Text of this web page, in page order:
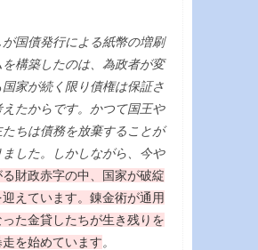
国債発行による紙幣の増刷
を構築したのは、為政者が変
家が続く限り債権は保証さ
えたからです。かつて国王や
たちは債務を放棄することが
ました。しかしながら、今や
財政赤字の中、国家が破綻
えています。錬金術が通用
った金貸したちが生き残りを
を始めています。